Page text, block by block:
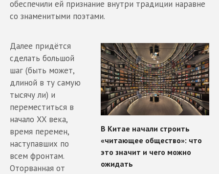
обеспечили ей признание внутри традиции наравне
со знаменитыми поэтами.
Далее придётся
сделать большой
шаг (быть может,
длиной в ту самую
тысячу ли) и
переместиться в
начало XX века,
время перемен,
наступавших по
всем фронтам.
Оторванная от